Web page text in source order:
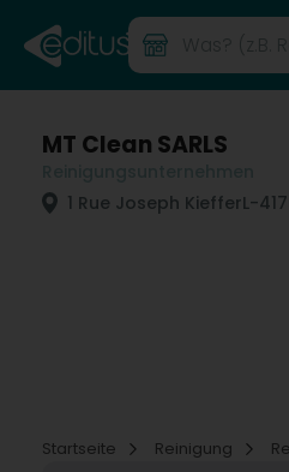
MT Clean SARLS
1 Rue Joseph KiefferL-
Startseite
Reinigung